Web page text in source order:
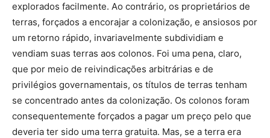
explorados facilmente. Ao contrário, os proprietários de
terras, forçados a encorajar a colonização, e ansiosos por
um retorno rápido, invariavelmente subdividiam e
vendiam suas terras aos colonos. Foi uma pena, claro,
que por meio de reivindicações arbitrárias e de
privilégios governamentais, os títulos de terras tenham
se concentrado antes da colonização. Os colonos foram
consequentemente forçados a pagar um preço pelo que
deveria ter sido uma terra gratuita. Mas, se a terra era